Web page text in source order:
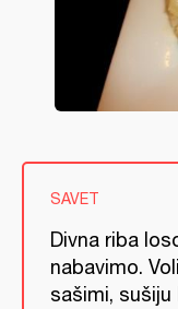
SAVET
Divna riba
nabavimo.
sašimi, sušiju